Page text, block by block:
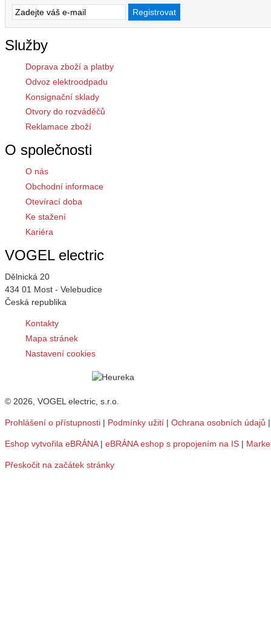
Služby
Doprava zboží a platby
Odvoz elektroodpadu
Konsignační sklady
Otvory do rozváděčů
Reklamace zboží
O společnosti
O nás
Obchodní informace
Otevírací doba
Ke stažení
Kariéra
VOGEL electric
Dělnická 20
434 01 Most - Velebudice
Česká republika
Kontakty
Mapa stránek
Nastavení cookies
© 2026, VOGEL electric, s.r.o.
Prohlášení o přístupnosti | Podmínky užití | Ochrana osobních údajů
Eshop vytvořila eBRÁNA| eBRÁNA eshop s propojením na IS |
Přeskočit na začátek stránky